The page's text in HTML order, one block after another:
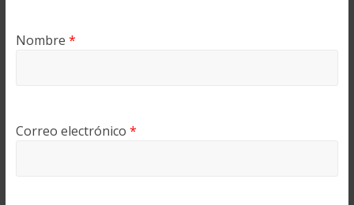
Nombre *
Correo electrónico *